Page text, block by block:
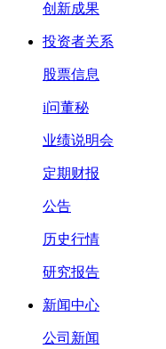
创新成果
投资者关系
股票信息
i问董秘
业绩说明会
定期财报
公告
历史行情
研究报告
新闻中心
公司新闻